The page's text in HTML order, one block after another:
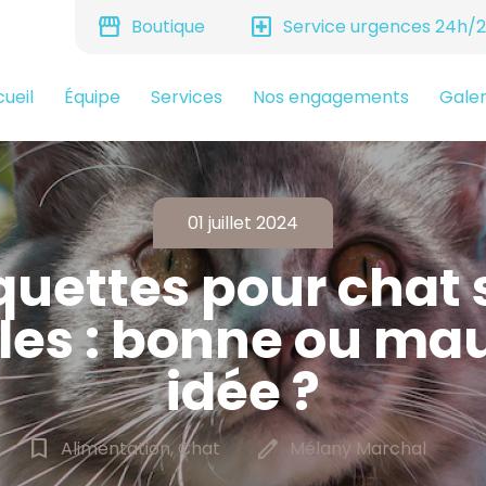
storefront Boutique local_hospital Service urgences 24h/
Équipe Services Nos engagements
01 juillet 2024
pour chat
: bonne ou
idée ?
bookmark_border Alimentation, Chat edit Mélany Marchal